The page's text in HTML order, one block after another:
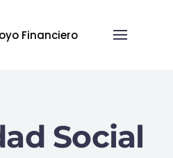
Financiero
Social